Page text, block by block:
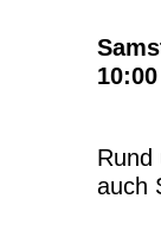
Rund
auch